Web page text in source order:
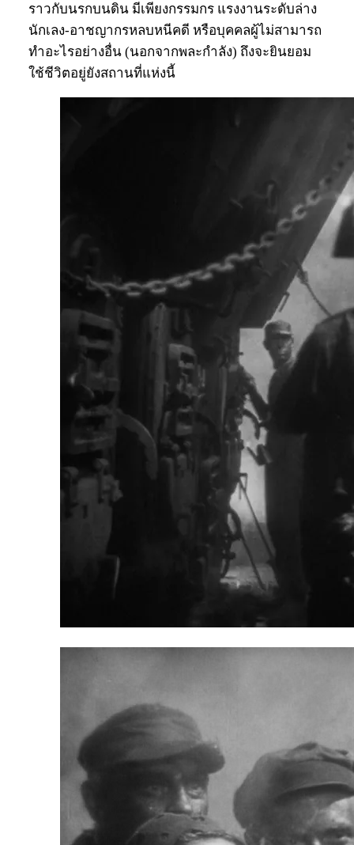
ราวกับนรกบนดิน มีเพียงกรรมกร แรงงานระดับล่าง
นักเลง-อาชญากรหลบหนีคดี หรือบุคคลผู้ไม่สามารถ
ทำอะไรอย่างอื่น (นอกจากพละกำลัง) ถึงจะยินยอม
ใช้ชีวิตอยู่ยังสถานที่แห่งนี้